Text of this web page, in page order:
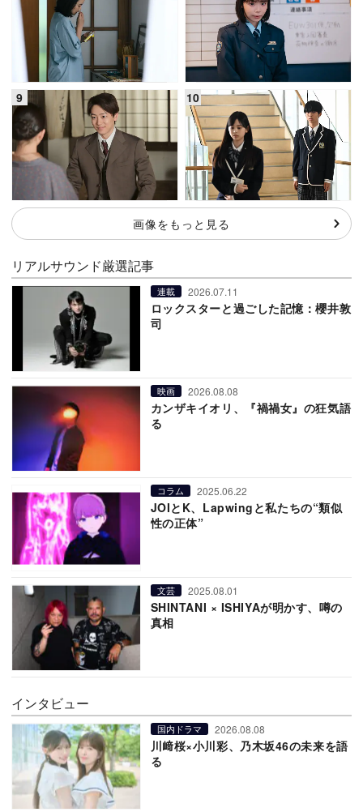
画像をもっと見る
リアルサウンド厳選記事
連載 2026.07.11
ロックスターと過ごした記憶：櫻井敦
司
映画 2026.08.08
カンザキイオリ、『禍禍女』の狂気語
る
コラム 2025.06.22
JOIとK、Lapwingと私たちの“類似
性の正体”
文芸 2025.08.01
SHINTANI × ISHIYAが明かす、噂の
真相
インタビュー
国内ドラマ 2026.08.08
川﨑桜×小川彩、乃木坂46の未来を語
る